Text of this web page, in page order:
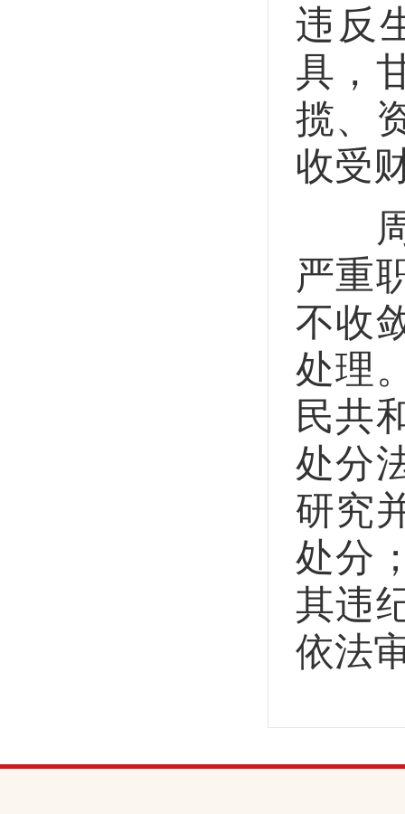
违反
具，
揽、
收受
周
严重
不收
处理
民共
处分
研究
处分
其违
依法